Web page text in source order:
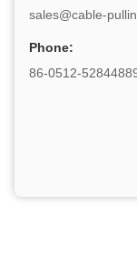
sales@cable-
Phone:
86-0512-